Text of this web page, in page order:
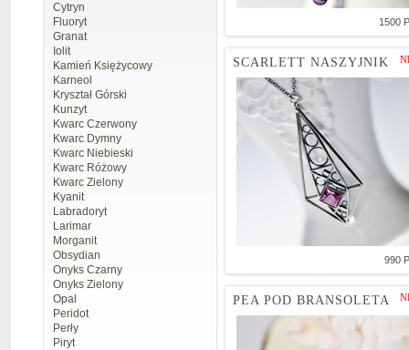
Cytryn
Fluoryt
Granat
Iolit
Kamień Księżycowy
Karneol
Kryształ Górski
Kunzyt
Kwarc Czerwony
Kwarc Dymny
Kwarc Niebieski
Kwarc Różowy
Kwarc Zielony
Kyanit
Labradoryt
Larimar
Morganit
Obsydian
Onyks Czarny
Onyks Zielony
Opal
Peridot
Perły
Piryt
1500
SCARLETT NASZYJNIK
990
PEA POD BRANSOLETA